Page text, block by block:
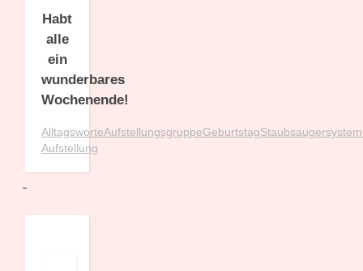
Habt
alle
ein
wunderbares
Wochenende!
AlltagsworteAufstellungsgruppeGeburtstagStaubsauger
Aufstellung